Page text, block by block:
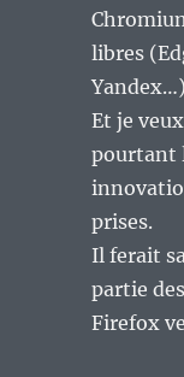
libres
Et je
pourtant
prises.
Il ferait
partie
Firefox